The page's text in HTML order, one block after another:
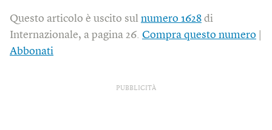
Questo articolo è uscito sul numero 1628 di
Internazionale, a pagina 26. Compra questo numero
Abbonati
PUBBLICITÀ